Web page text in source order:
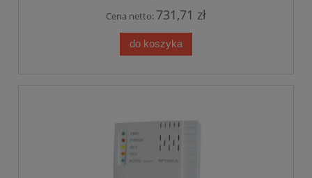
Cena netto: 731,71 zł
do koszyka